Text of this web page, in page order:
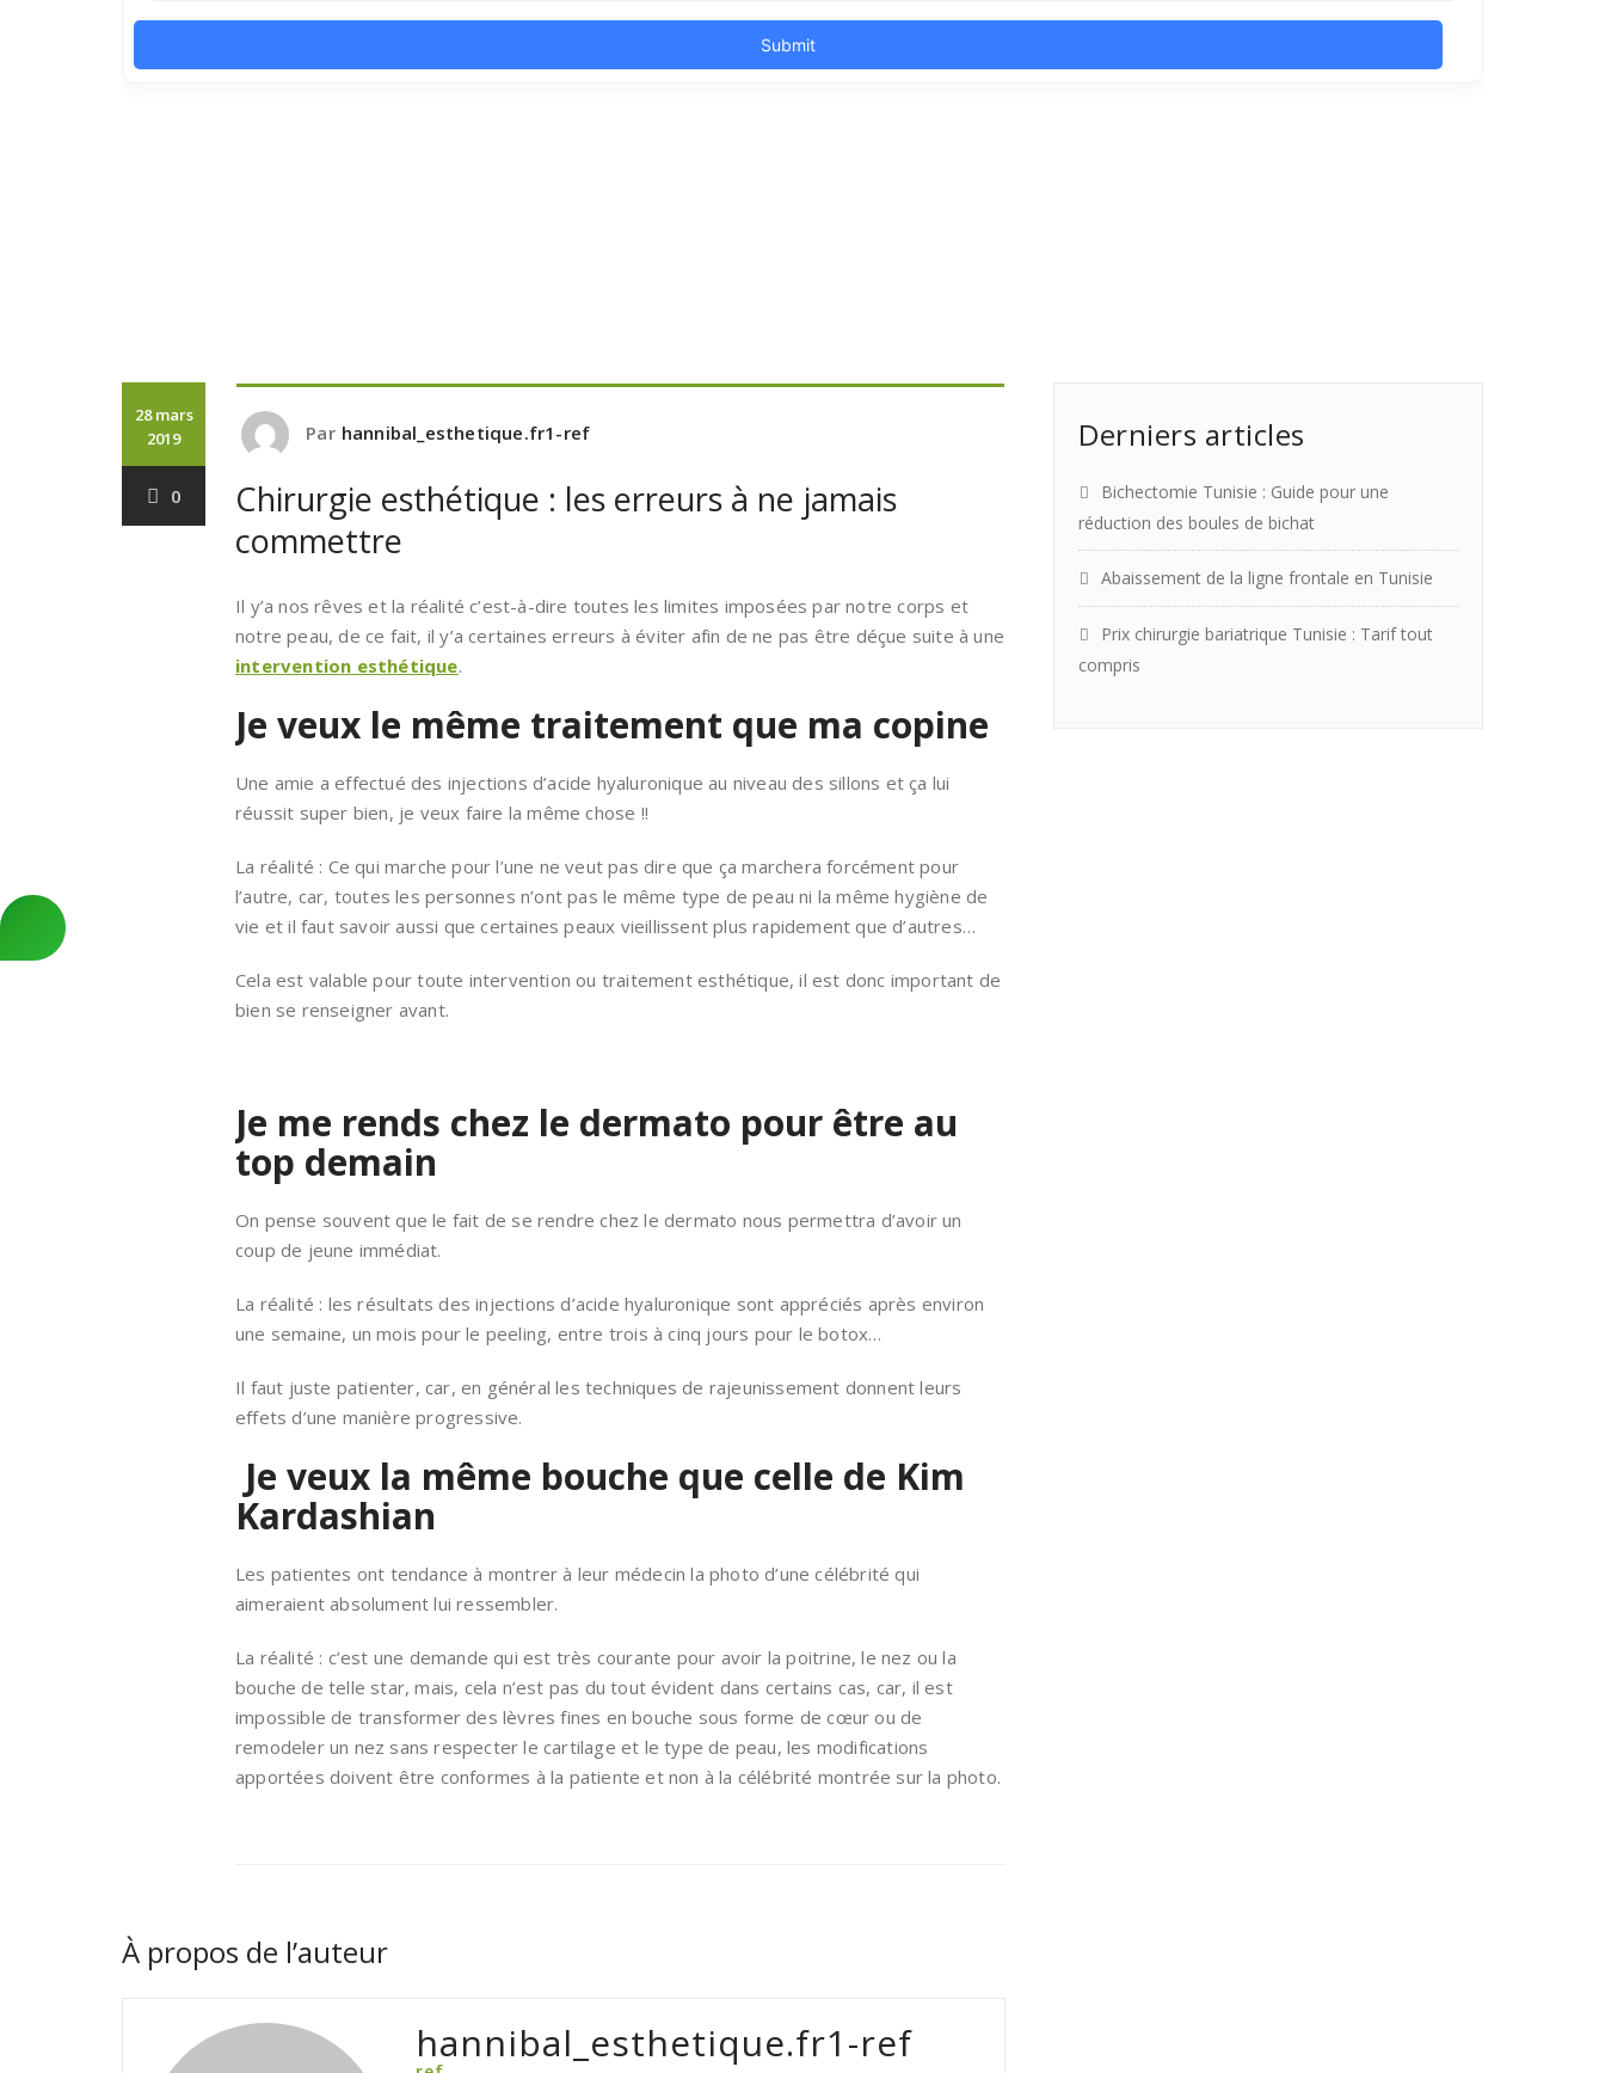
28 mars
2019
0
Par hannibal_esthetique.fr1-ref
Chirurgie esthétique : les erreurs à ne jamais
commettre
Il y’a nos rêves et la réalité c’est-à-dire toutes les limites imposées par notre corps et
notre peau, de ce fait, il y’a certaines erreurs à éviter afin de ne pas être déçue suite à une
intervention esthétique.
Je veux le même traitement que ma copine
Une amie a effectué des injections d’acide hyaluronique au niveau des sillons et ça lui
réussit super bien, je veux faire la même chose !!
La réalité : Ce qui marche pour l’une ne veut pas dire que ça marchera forcément pour
l’autre, car, toutes les personnes n’ont pas le même type de peau ni la même hygiène de
vie et il faut savoir aussi que certaines peaux vieillissent plus rapidement que d’autres…
Cela est valable pour toute intervention ou traitement esthétique, il est donc important de
bien se renseigner avant.
Je me rends chez le dermato pour être au
top demain
On pense souvent que le fait de se rendre chez le dermato nous permettra d’avoir un
coup de jeune immédiat.
La réalité : les résultats des injections d’acide hyaluronique sont appréciés après environ
une semaine, un mois pour le peeling, entre trois à cinq jours pour le botox…
Il faut juste patienter, car, en général les techniques de rajeunissement donnent leurs
effets d’une manière progressive.
Je veux la même bouche que celle de Kim
Kardashian
Les patientes ont tendance à montrer à leur médecin la photo d’une célébrité qui
aimeraient absolument lui ressembler.
La réalité : c’est une demande qui est très courante pour avoir la poitrine, le nez ou la
bouche de telle star, mais, cela n’est pas du tout évident dans certains cas, car, il est
impossible de transformer des lèvres fines en bouche sous forme de cœur ou de
remodeler un nez sans respecter le cartilage et le type de peau, les modifications
apportées doivent être conformes à la patiente et non à la célébrité montrée sur la photo.
À propos de l’auteur
hannibal_esthetique.fr1-ref
Derniers articles
Bichectomie Tunisie : Guide pour une
réduction des boules de bichat
Abaissement de la ligne frontale en Tunisie
Prix chirurgie bariatrique Tunisie : Tarif tout
compris